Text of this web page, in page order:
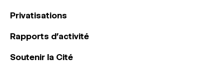
Privatisations
Rapports d’activité
Soutenir la Cité